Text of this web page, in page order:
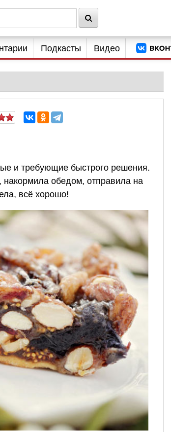
Подкасты Видео
и требующие быстрого решения.
накормила обедом, отправила на
всё хорошо!